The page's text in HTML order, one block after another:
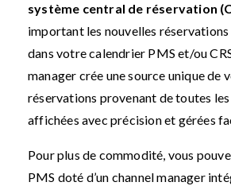
système central de réservation
important les nouvelles
dans votre calendrier PMS et/ou
manager crée une source unique de
réservations provenant de toutes
affichées avec précision et gérées
Pour plus de commodité, vous
PMS doté d’un channel manager